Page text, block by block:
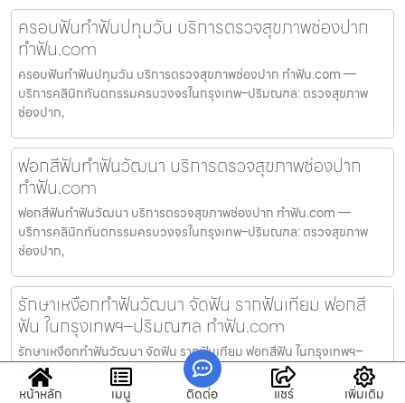
ครอบฟันทำฟันปทุมวัน บริการตรวจสุขภาพช่องปาก
ทำฟัน.com
ครอบฟันทำฟันปทุมวัน บริการตรวจสุขภาพช่องปาก ทำฟัน.com —
บริการคลินิกทันตกรรมครบวงจรในกรุงเทพ–ปริมณฑล: ตรวจสุขภาพ
ช่องปาก,
ฟอกสีฟันทำฟันวัฒนา บริการตรวจสุขภาพช่องปาก
ทำฟัน.com
ฟอกสีฟันทำฟันวัฒนา บริการตรวจสุขภาพช่องปาก ทำฟัน.com —
บริการคลินิกทันตกรรมครบวงจรในกรุงเทพ–ปริมณฑล: ตรวจสุขภาพ
ช่องปาก,
รักษาเหงือกทำฟันวัฒนา จัดฟัน รากฟันเทียม ฟอกสี
ฟัน ในกรุงเทพฯ–ปริมณฑล ทำฟัน.com
รักษาเหงือกทำฟันวัฒนา จัดฟัน รากฟันเทียม ฟอกสีฟัน ในกรุงเทพฯ–
ปริมณฑล ทำฟัน.com — บริการคลินิกทันตกรรมครบวงจรในกรุงเทพ–
ปร
หน้าหลัก เมนู ติดต่อ แชร์ เพิ่มเติม